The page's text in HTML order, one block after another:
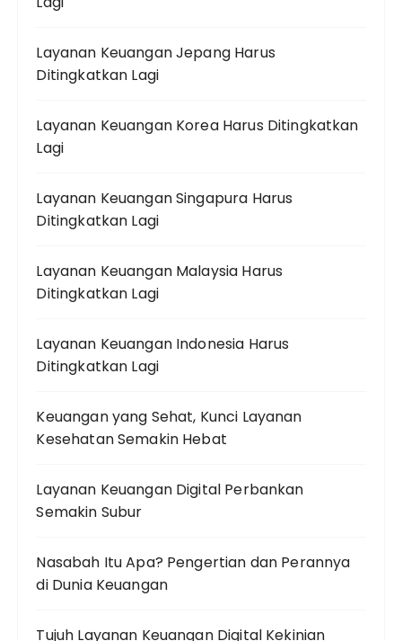
Layanan Keuangan Jepang Harus
Ditingkatkan Lagi
Layanan Keuangan Korea Harus Ditingkatkan
Lagi
Layanan Keuangan Singapura Harus
Ditingkatkan Lagi
Layanan Keuangan Malaysia Harus
Ditingkatkan Lagi
Layanan Keuangan Indonesia Harus
Ditingkatkan Lagi
Keuangan yang Sehat, Kunci Layanan
Kesehatan Semakin Hebat
Layanan Keuangan Digital Perbankan
Semakin Subur
Nasabah Itu Apa? Pengertian dan Perannya
di Dunia Keuangan
Tujuh Layanan Keuangan Digital Kekinian